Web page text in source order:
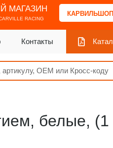
МАГАЗИН
RACING
КАРВИЛЬШОП
Контакты
белые, (1